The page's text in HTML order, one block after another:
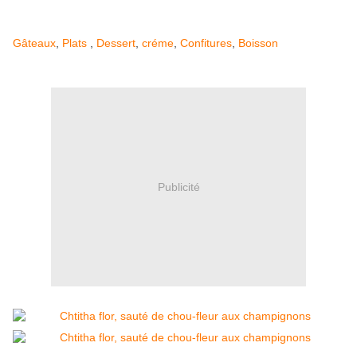
Gâteaux Plats Dessert créme Confitures Boisson
Publicité